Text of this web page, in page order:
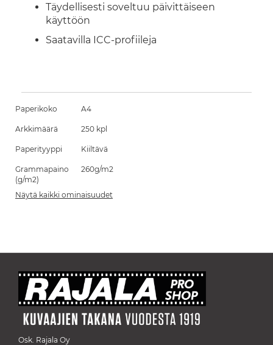
Täydellisesti soveltuu päivittäiseen
käyttöön
Saatavilla ICC-profiileja
Paperikoko A4
Arkkimäärä 250 kpl
Paperityyppi Kiiltävä
Grammapaino
(g/m2)
260g/m2
Näytä kaikki ominaisuudet
Osk. Rajala Oy